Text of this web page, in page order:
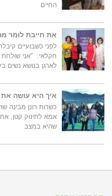
החיים
את חייבת לומר
לפני כשבועיים
חקלאי: "אני שולחת
לארגן בנושא נשים
איך היא עושה את
כשרות רונן מבינה
אמא לתינוק קטן,
שהיא במצב